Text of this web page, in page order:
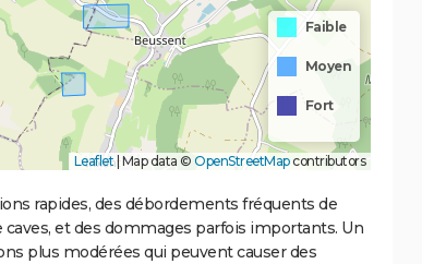
Faible
Moyen
Fort
Leaflet |Map data © OpenStreetMapcontributors
rapides, des débordements fréquents de
caves, et des dommages parfois importants. Un
plus modérées qui peuvent causer des